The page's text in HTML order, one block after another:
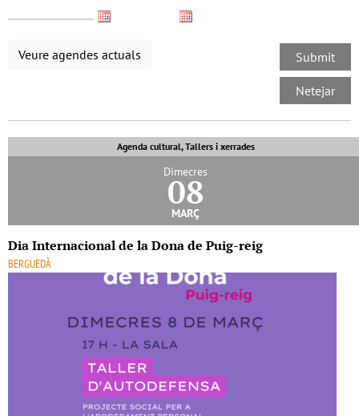
Veure agendes actuals
Agenda cultural, Tallers i xerrades
Dimecres
08
març
Dia Internacional de la Dona de Puig-reig
BERGUEDÀ